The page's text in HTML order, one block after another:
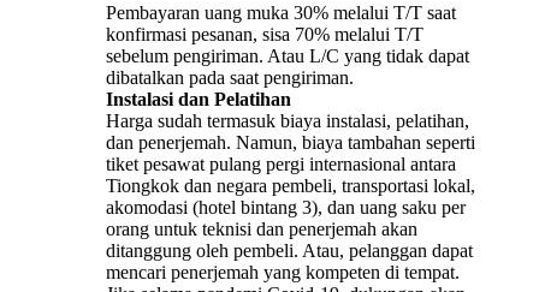
Pembayaran uang muka 30% melalui T/T saat
konfirmasi pesanan, sisa 70% melalui T/T
sebelum pengiriman. Atau L/C yang tidak dapat
dibatalkan pada saat pengiriman.
Instalasi dan Pelatihan
Harga sudah termasuk biaya instalasi, pelatihan,
dan penerjemah. Namun, biaya tambahan seperti
tiket pesawat pulang pergi internasional antara
Tiongkok dan negara pembeli, transportasi lokal,
akomodasi (hotel bintang 3), dan uang saku per
orang untuk teknisi dan penerjemah akan
ditanggung oleh pembeli. Atau, pelanggan dapat
mencari penerjemah yang kompeten di tempat.